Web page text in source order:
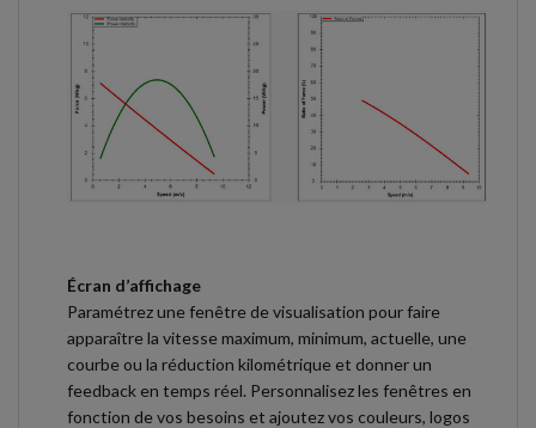
Écran d’affichage
Paramétrez une fenêtre de visualisation pour faire
apparaître la vitesse maximum, minimum, actuelle, une
courbe ou la réduction kilométrique et donner un
feedback en temps réel. Personnalisez les fenêtres en
fonction de vos besoins et ajoutez vos couleurs, logos